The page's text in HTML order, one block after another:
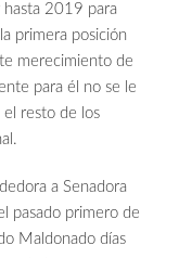
2019 para
primera posición
merecimiento de
para él no se le
el resto de los
a Senadora
pasado primero de
Maldonado días